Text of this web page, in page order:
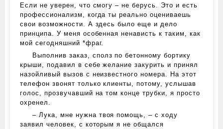
Если не уверен, что смогу – не берусь. Это и есть
профессионализм, когда ты реально оцениваешь
свои возможности. А здесь было еще и дело
принципа. У меня особенная ненависть к таким, как
мой сегодняшний *фраг.
Выполнив заказ, сполз по бетонному бортику
крыши, подавил в себе желание закурить и принял
назойливый вызов с неизвестного номера. На этот
телефон звонят только клиенты, потому, услышав
голос, прозвучавший на том конце трубки, я просто
охренел.
– Лука, мне нужна твоя помощь, – с ходу
заявил человек, с которым я не общался